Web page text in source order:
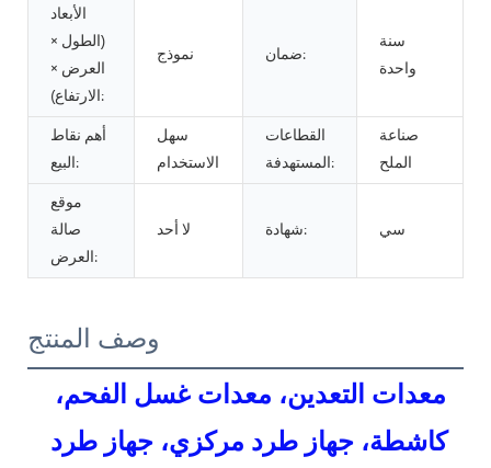
الأبعاد
(الطول ×
العرض ×
الارتفاع):
نموذج ضمان:
سنة
واحدة
أهم نقاط
البيع:
سهل
الاستخدام
القطاعات
المستهدفة:
صناعة
الملح
موقع
صالة
العرض:
لا أحد شهادة: سي
وصف المنتج